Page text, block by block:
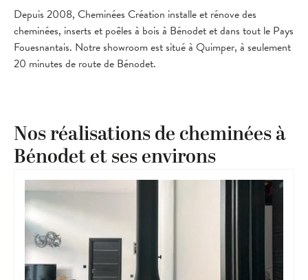
Depuis 2008, Cheminées Création installe et rénove des
cheminées, inserts et poêles à bois à Bénodet et dans tout le Pays
Fouesnantais. Notre showroom est situé à Quimper, à seulement
20 minutes de route de Bénodet.
Nos réalisations de cheminées à
Bénodet et ses environs